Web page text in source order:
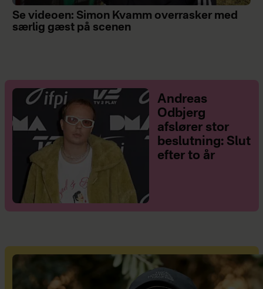
Se videoen: Simon Kvamm overrasker med
særlig gæst på scenen
Andreas
Odbjerg
afslører stor
beslutning: Slut
efter to år